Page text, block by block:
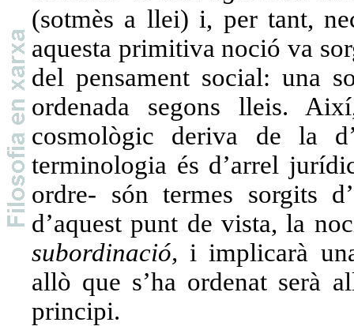
(sotmès a llei) i, per tant,
aquesta primitiva noció va
del pensament social: una
ordenada segons lleis.
cosmològic deriva de la
terminologia és d’arrel
ordre- són termes sorgits
d’aquest punt de vista, la
subordinació, i implicarà
allò que s’ha ordenat serà
principi.